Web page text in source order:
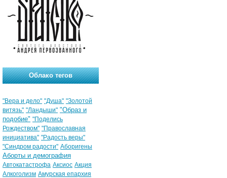
Облако тегов
"Вера и дело" "Душа" "Золотой
витязь" "Ландыши" "Образ и
подобие" "Поделись
Рождеством" "Православная
инициатива" "Радость веры"
"Синдром радости" Аборигены
Аборты и демография
Автокатастрофа Аксиос Акция
Алкоголизм Амурская епархия